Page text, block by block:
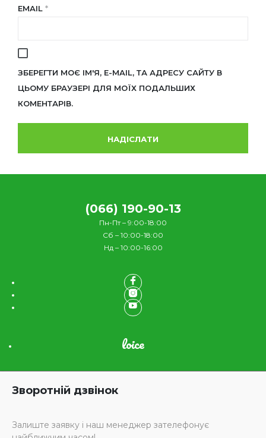
EMAIL *
ЗБЕРЕГТИ МОЄ ІМ'Я, E-MAIL, ТА АДРЕСУ САЙТУ В
ЦЬОМУ БРАУЗЕРІ ДЛЯ МОЇХ ПОДАЛЬШИХ
КОМЕНТАРІВ.
(066) 190-90-13
Пн-Пт – 9:00-18:00
Сб – 10:00-18:00
Нд – 10:00-16:00
loice
Зворотній дзвінок
Залиште заявку і наш менеджер зателефонує